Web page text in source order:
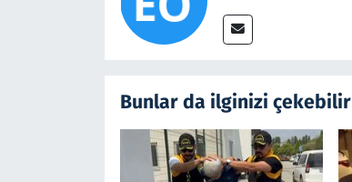
Bunlar da ilginizi çekebilir